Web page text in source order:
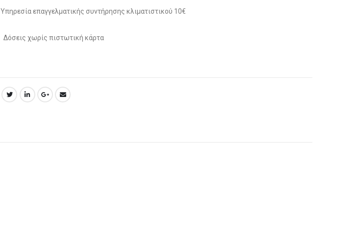
Υπηρεσία επαγγελματικής συντήρησης κλιματιστικού 10€
Δόσεις χωρίς πιστωτική κάρτα